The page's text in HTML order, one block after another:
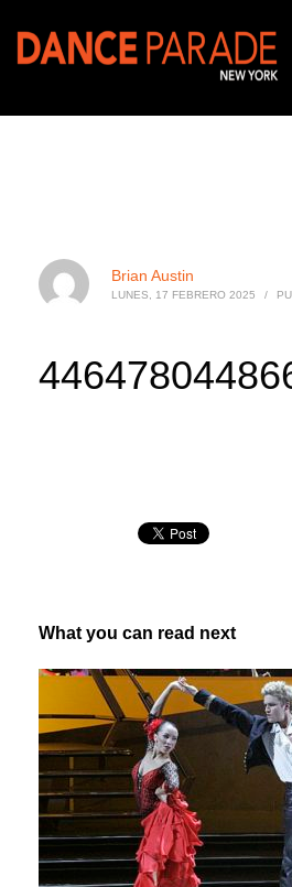
Brian Austin
LUNES, 17 FEBRERO 2025 /
What you can read next